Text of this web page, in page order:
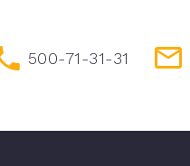
500-71-31-31